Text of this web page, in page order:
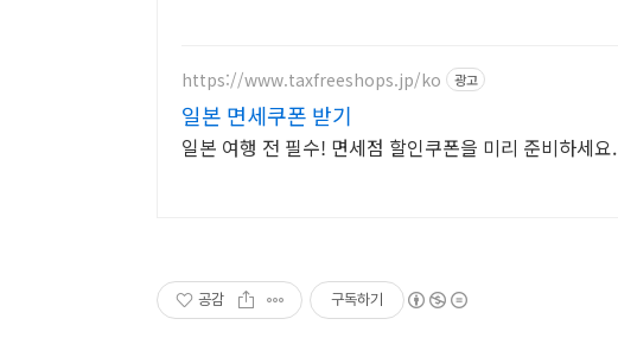
https://www.taxfreeshops.jp/ko 광고
일본 면세쿠폰 받기
일본 여행 전 필수! 면세점 할인쿠폰을 미리 준비하세요.
공감 구독하기